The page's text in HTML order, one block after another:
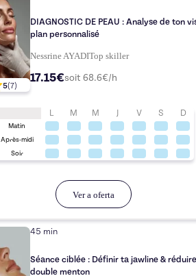
5(7)
DIAGNOSTIC DE PEAU : Analyse de ton
plan personnalisé
Nessrine AYADITop skiller
17.15€soit 68.6€/h
L M M J V S D
Matin
Après-midi
Soir
Ver a oferta
45 min
Séance ciblée : Définir ta jawline &
double menton